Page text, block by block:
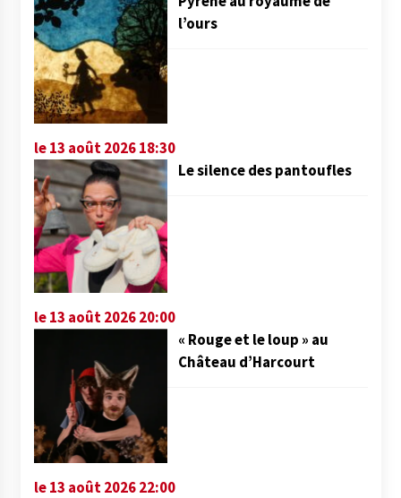
l’ours
le 13 août 2026 18:30
Le silence des pantoufles
le 13 août 2026 20:00
« Rouge et le loup » au
Château d’Harcourt
le 13 août 2026 22:00